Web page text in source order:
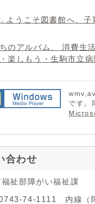
ようこそ図書館へ、子
のアルバム、 消費生
楽しもう・生駒市立
です。
合わせ
祉部障がい福祉課
74-1111 内線（